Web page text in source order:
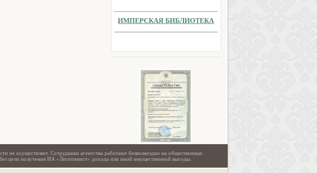
ИМПЕРСКАЯ БИБЛИОТЕКА
не осуществляет. Сотрудники агентства работают безвозмездно на общественных
цели получения ИА «Легитимист» дохода или иной имущественной выгоды.